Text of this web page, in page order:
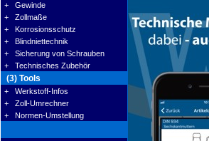
+ Gewinde
+ Zollmaße
+ Korrosionsschutz
+ Blindniettechnik
+ Sicherung von Schrauben
+ Technisches Zubehör
(3) Tools
+ Werkstoff-Infos
+ Zoll-Umrechner
+ Normen-Umstellung